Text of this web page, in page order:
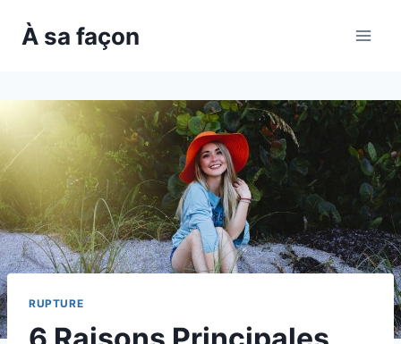
À sa façon
RUPTURE